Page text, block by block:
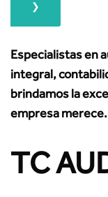
❯
Especialistas en
integral,
brindamos la
empresa merece.
TC